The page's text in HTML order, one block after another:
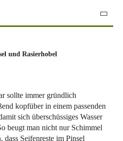
und Rasierhobel
sollte immer gründlich
kopfüber in einem passenden
sich überschüssiges Wasser
beugt man nicht nur Schimmel
dass Seifenreste im Pinsel